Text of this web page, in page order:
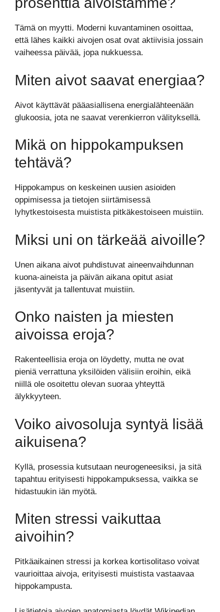
Tämä on myytti. Moderni kuvantaminen osoittaa,
että lähes kaikki aivojen osat ovat aktiivisia jossain
vaiheessa päivää, jopa nukkuessa.
Miten aivot saavat energiaa?
Aivot käyttävät pääasiallisena energialähteenään
glukoosia, jota ne saavat verenkierron välityksellä.
Mikä on hippokampuksen
tehtävä?
Hippokampus on keskeinen uusien asioiden
oppimisessa ja tietojen siirtämisessä
lyhytkestoisesta muistista pitkäkestoiseen muistiin.
Miksi uni on tärkeää aivoille?
Unen aikana aivot puhdistuvat aineenvaihdunnan
kuona-aineista ja päivän aikana opitut asiat
jäsentyvät ja tallentuvat muistiin.
Onko naisten ja miesten
aivoissa eroja?
Rakenteellisia eroja on löydetty, mutta ne ovat
pieniä verrattuna yksilöiden välisiin eroihin, eikä
niillä ole osoitettu olevan suoraa yhteyttä
älykkyyteen.
Voiko aivosoluja syntyä lisää
aikuisena?
Kyllä, prosessia kutsutaan neurogeneesiksi, ja sitä
tapahtuu erityisesti hippokampuksessa, vaikka se
hidastuukin iän myötä.
Miten stressi vaikuttaa
aivoihin?
Pitkäaikainen stressi ja korkea kortisolitaso voivat
vaurioittaa aivoja, erityisesti muistista vastaavaa
hippokampusta.